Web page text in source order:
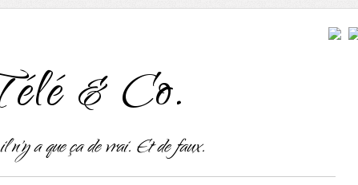
& Co.
n'y a que ça de vrai. Et de faux.